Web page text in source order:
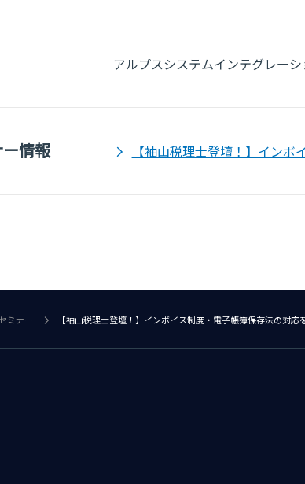
アルプスシステムインテグレー
情報 【袖山税理士登壇！】イン
ミナー 【袖山税理士登壇！】インボイス制度・電子帳簿保存法の対応